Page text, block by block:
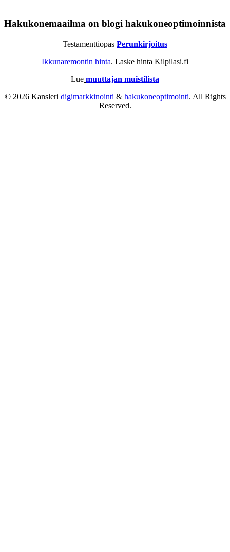
Hakukonemaailma on blogi hakukoneoptimoinnista
Testamenttiopas Perunkirjoitus
Ikkunaremontin hinta. Laske hinta Kilpilasi.fi
Lue muuttajan muistilista
© 2026 Kansleri digimarkkinointi & hakukoneoptimointi. All Rights
Reserved.